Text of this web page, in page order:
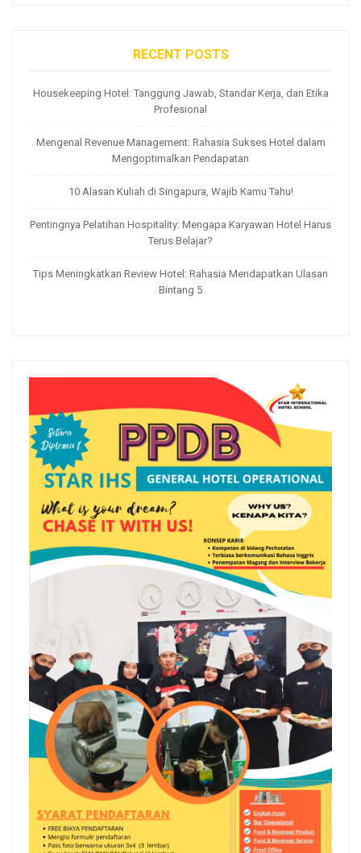
RECENT POSTS
Housekeeping Hotel: Tanggung Jawab, Standar Kerja, dan Etika
Profesional
Mengenal Revenue Management: Rahasia Sukses Hotel dalam
Mengoptimalkan Pendapatan
10 Alasan Kuliah di Singapura, Wajib Kamu Tahu!
Pentingnya Pelatihan Hospitality: Mengapa Karyawan Hotel Harus
Terus Belajar?
Tips Meningkatkan Review Hotel: Rahasia Mendapatkan Ulasan
Bintang 5